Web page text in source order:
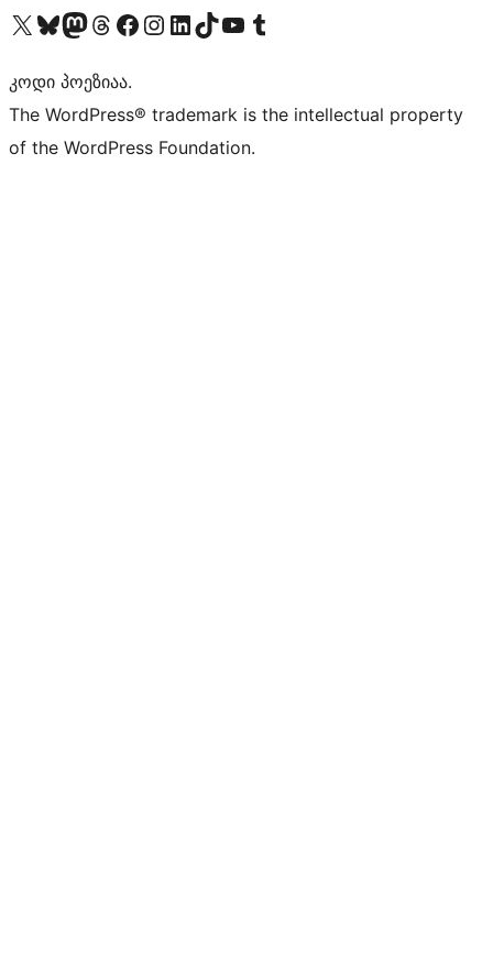
Visit our X (formerly Twitter) account
Visit our Bluesky account
Visit our Mastodon account
Visit our Threads account
Visit our Facebook page
Visit our Instagram account
Visit our LinkedIn account
Visit our TikTok account
Visit our YouTube channel
Visit our Tumblr account
კოდი პოეზიაა.
The WordPress® trademark is the intellectual property
of the WordPress Foundation.